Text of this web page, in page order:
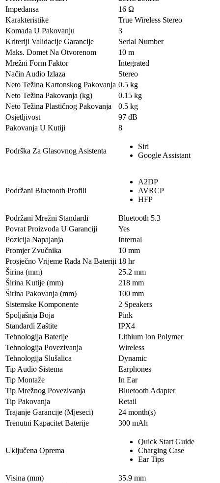
Impedansa
16 Ω
Karakteristike
True Wireless Stereo
Komada U Pakovanju
3
Kriteriji Validacije Garancije
Serial Number
Maks. Domet Na Otvorenom
10 m
Mrežni Form Faktor
Integrated
Način Audio Izlaza
Stereo
Neto Težina Kartonskog Pakovanja 0.5 kg
Neto Težina Pakovanja (kg)
0.15 kg
Neto Težina Plastičnog Pakovanja
0.5 kg
Osjetljivost
97 dB
Pakovanja U Kutiji
8
Podrška Za Glasovnog Asistenta
Siri
Google Assistant
Podržani Bluetooth Profili
A2DP
AVRCP
HFP
Podržani Mrežni Standardi
Bluetooth 5.3
Povrat Proizvoda U Garanciji
Yes
Pozicija Napajanja
Internal
Promjer Zvučnika
10 mm
Prosječno Vrijeme Rada Na Bateriji 18 hr
Širina (mm)
25.2 mm
Širina Kutije (mm)
218 mm
Širina Pakovanja (mm)
100 mm
Sistemske Komponente
2 Speakers
Spoljašnja Boja
Pink
Standardi Zaštite
IPX4
Tehnologija Baterije
Lithium Ion Polymer
Tehnologija Povezivanja
Wireless
Tehnologija Slušalica
Dynamic
Tip Audio Sistema
Earphones
Tip Montaže
In Ear
Tip Mrežnog Povezivanja
Bluetooth Adapter
Tip Pakovanja
Retail
Trajanje Garancije (Mjeseci)
24 month(s)
Trenutni Kapacitet Baterije
300 mAh
Uključena Oprema
Quick Start Guide
Charging Case
Ear Tips
Visina (mm)
35.9 mm